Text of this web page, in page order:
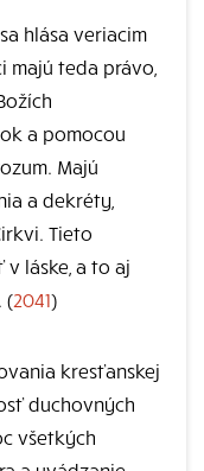
hlása veriacim
majú teda právo,
a pomocou
Majú
a dekréty,
Tieto
láske, a to aj
(2041)
kresťanskej
duchovných
všetkých